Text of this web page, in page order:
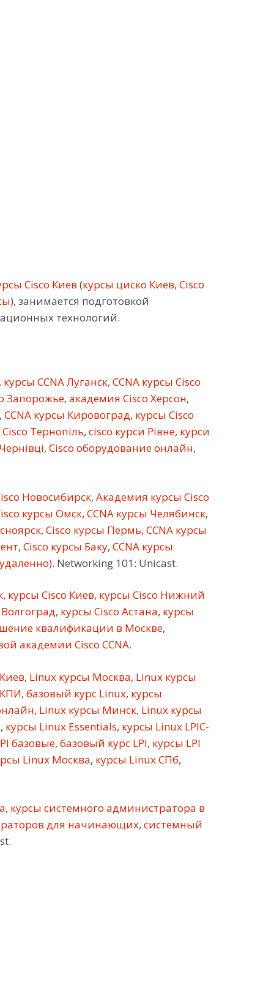
Cisco Киев (курсы циско Киев, Cisco
), занимается подготовкой
технологий.
, курсы CCNA Луганск, CCNA курсы Cisco
Запорожье, академия Cisco Херсон,
, CCNA курсы Кировоград, курсы Cisco
Тернопіль, cisco курси Рівне, курси
, Cisco оборудование онлайн,
Новосибирск, Академия курсы Cisco
курсы Омск, CCNA курсы Челябинск,
, Cisco курсы Пермь, CCNA курсы
, Cisco курсы Баку, CCNA курсы
. Networking 101: Unicast.
, курсы Cisco Киев, курсы Cisco Нижний
, курсы Cisco Астана, курсы
квалификации в Москве,
академии Cisco CCNA.
, Linux курсы Москва, Linux курсы
, базовый курс Linux, курсы
, Linux курсы Минск, Linux курсы
, курсы Linux Essentials, курсы Linux LPIC-
базовые, базовый курс LPI, курсы LPI
Linux Москва, курсы Linux СПб,
, курсы системного администратора в
для начинающих, системный